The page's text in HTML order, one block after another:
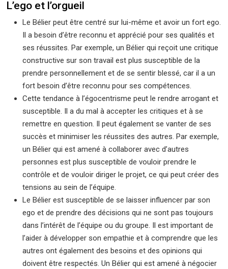
L’ego et l’orgueil
Le Bélier peut être centré sur lui-même et avoir un fort ego.
Il a besoin d’être reconnu et apprécié pour ses qualités et
ses réussites. Par exemple, un Bélier qui reçoit une critique
constructive sur son travail est plus susceptible de la
prendre personnellement et de se sentir blessé, car il a un
fort besoin d’être reconnu pour ses compétences.
Cette tendance à l’égocentrisme peut le rendre arrogant et
susceptible. Il a du mal à accepter les critiques et à se
remettre en question. Il peut également se vanter de ses
succès et minimiser les réussites des autres. Par exemple,
un Bélier qui est amené à collaborer avec d’autres
personnes est plus susceptible de vouloir prendre le
contrôle et de vouloir diriger le projet, ce qui peut créer des
tensions au sein de l’équipe.
Le Bélier est susceptible de se laisser influencer par son
ego et de prendre des décisions qui ne sont pas toujours
dans l’intérêt de l’équipe ou du groupe. Il est important de
l’aider à développer son empathie et à comprendre que les
autres ont également des besoins et des opinions qui
doivent être respectés. Un Bélier qui est amené à négocier